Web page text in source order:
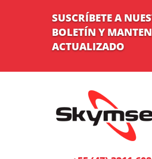
SUSCRÍBETE A
BOLETÍN Y
ACTUALIZADO